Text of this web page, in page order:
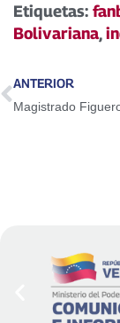
Etiquetas:
Bolivariana,
ANTERIOR